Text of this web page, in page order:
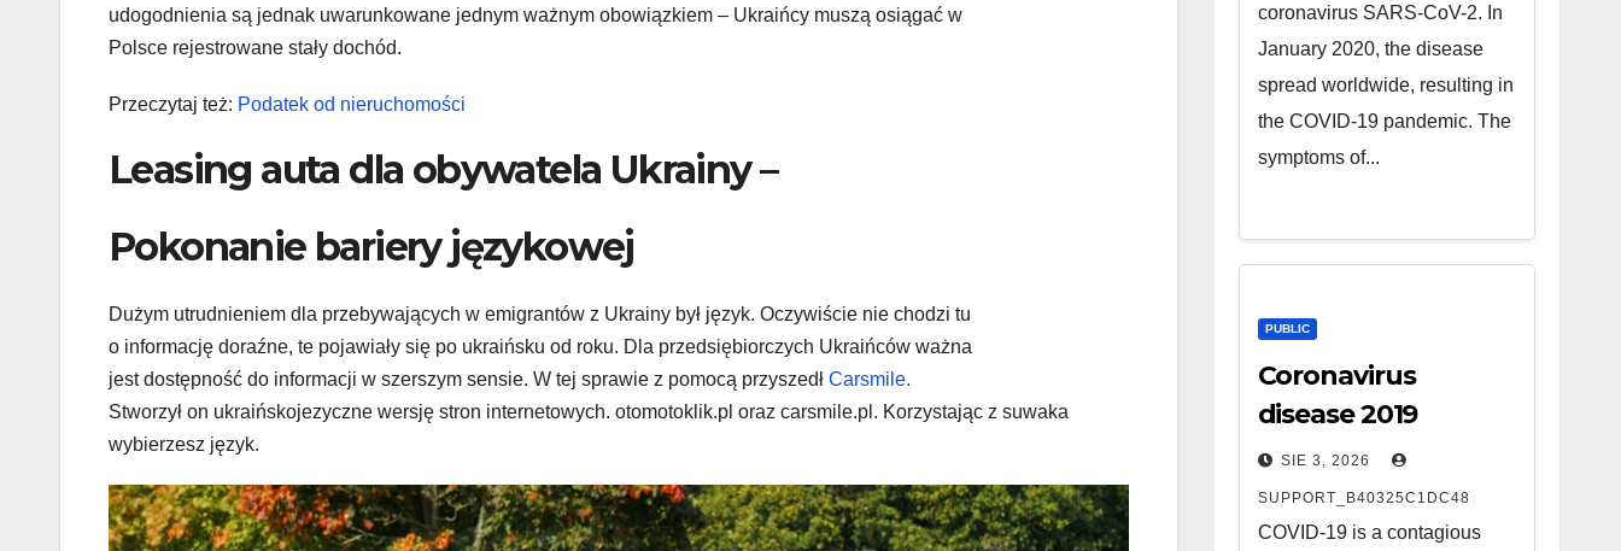
udogodnienia są jednak uwarunkowane jednym ważnym obowiązkiem – Ukraińcy muszą osiągać w
Polsce rejestrowane stały dochód.
Przeczytaj też: Podatek od nieruchomości
Leasing auta dla obywatela Ukrainy –
Pokonanie bariery językowej
Dużym utrudnieniem dla przebywających w emigrantów z Ukrainy był język. Oczywiście nie chodzi tu
o informację doraźne, te pojawiały się po ukraińsku od roku. Dla przedsiębiorczych Ukraińców ważna
jest dostępność do informacji w szerszym sensie. W tej sprawie z pomocą przyszedł Carsmile.
Stworzył on ukraińskojezyczne wersję stron internetowych. otomotoklik.pl oraz carsmile.pl. Korzystając z suwaka
wybierzesz język.
coronavirus SARS-CoV-2. In
January 2020, the disease
spread worldwide, resulting in
the COVID-19 pandemic. The
symptoms of...
PUBLIC
Coronavirus
disease 2019
SIE 3, 2026
SUPPORT_B40325C1DC48
COVID-19 is a contagious